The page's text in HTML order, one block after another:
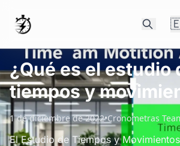
¿Qué es el estudio
tiempos y
1 de diciembre de 2022•Cronometras
El Estudio de Tiempos y